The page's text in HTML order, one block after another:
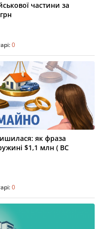
частини за
0
як фраза
$1,1 млн ( ВС
0